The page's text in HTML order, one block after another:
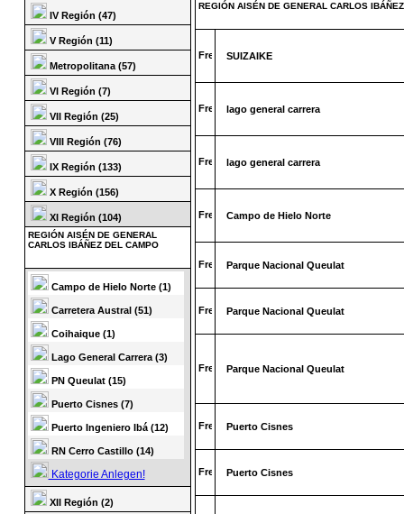
IV Región (47)
V Región (11)
Metropolitana (57)
VI Región (7)
VII Región (25)
VIII Región (76)
IX Región (133)
X Región (156)
XI Región (104)
REGIÓN AISÉN DE GENERAL
CARLOS IBÁÑEZ DEL CAMPO
Campo de Hielo Norte (1)
Carretera Austral (51)
Coihaique (1)
Lago General Carrera (3)
PN Queulat (15)
Puerto Cisnes (7)
Puerto Ingeniero Ibá (12)
RN Cerro Castillo (14)
Kategorie Anlegen!
XII Región (2)
REGIÓN AISÉN DE GENERAL CARLOS
SUIZAIKE
lago general carrera
lago general carrera
Campo de Hielo Norte
Parque Nacional Queulat
Parque Nacional Queulat
Parque Nacional Queulat
Puerto Cisnes
Puerto Cisnes